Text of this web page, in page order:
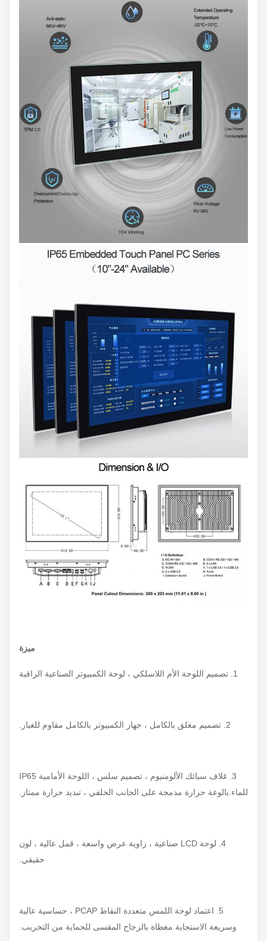
3. غلاف سبائك الألومنيوم ، تصميم سلس ، اللوحة الأمامية IP65
للماء.بالوعة حرارة مدمجة على الجانب الخلفي ، تبديد حرارة ممتاز.
4. لوحة LCD صناعية ، زاوية عرض واسعة ، قمل عالية ، لون
حقيقي.
5. اعتماد لوحة اللمس متعددة النقاط PCAP ، حساسية عالية
وسريعة الاستجابة.مغطاة بالزجاج المقسى للحماية من التخريب.